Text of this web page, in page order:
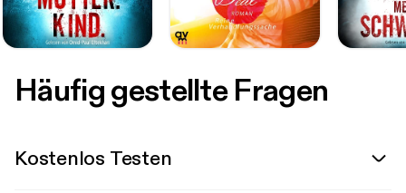
Häufig gestellte Fragen
Kostenlos Testen